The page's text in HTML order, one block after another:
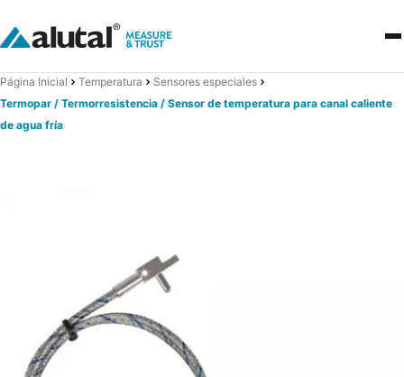
Página Inicial Temperatura
Sensores especiales
Termopar / Termorresistencia / Sensor de temperatura para canal caliente
de agua fría